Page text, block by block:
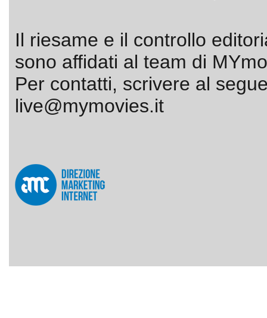
Il riesame e il controllo
sono affidati al team di
Per contatti, scrivere al
live@mymovies.it